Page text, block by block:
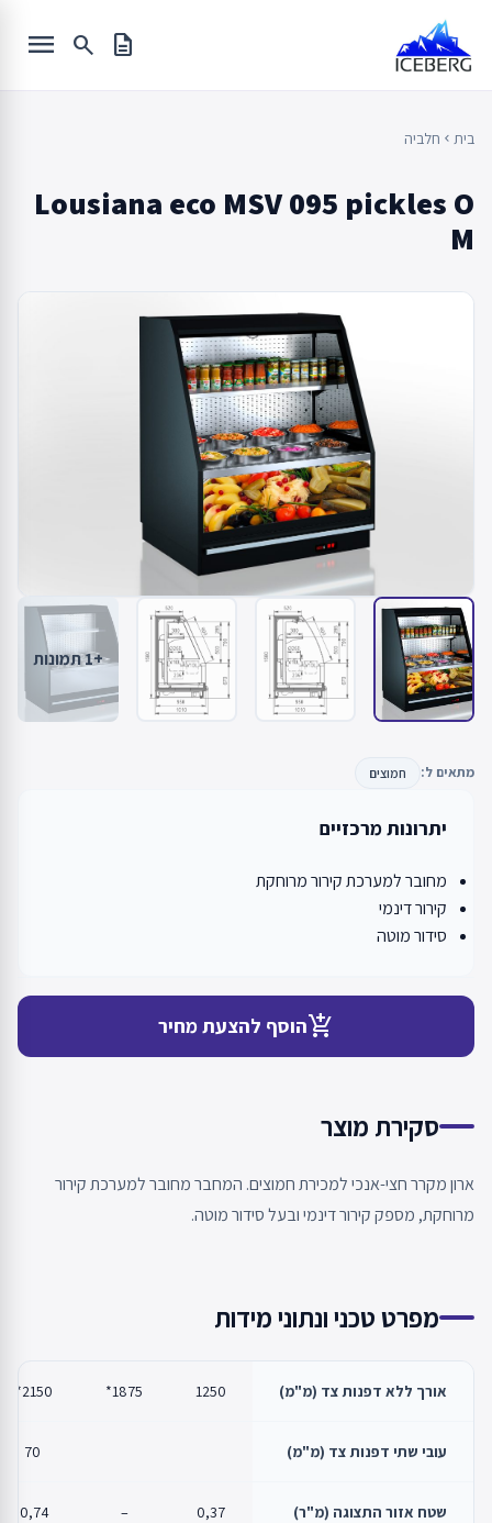
content
description
search
menu
בית chevron_left חלביה
Lousiana eco MSV 095 pickles O
M
+1 תמונות
מתאים ל: חמוצים
יתרונות מרכזיים
מחובר למערכת קירור מרוחקת
קירור דינמי
סידור מוטה
add_shopping_cartהוסף להצעת מחיר
סקירת מוצר
ארון מקרר חצי-אנכי למכירת חמוצים. המחבר מחובר למערכת קירור
מרוחקת, מספק קירור דינמי ובעל סידור מוטה.
מפרט טכני ונתוני מידות
אורך ללא דפנות צד (מ"מ) 1250
1875*
2150*
עובי שתי דפנות צד (מ"מ) 70
שטח אזור התצוגה (מ"ר) 0,37
–
0,74